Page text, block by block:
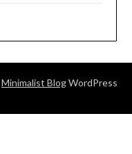
Minimalist BlogWordPress